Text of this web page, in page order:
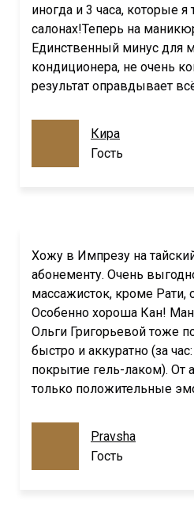
иногда и 3 часа, которые я
салонах!Теперь на
Единственный минус для
кондиционера, не очень
результат оправдывает
Кира
Гость
Хожу в Импрезу на
абонементу. Очень
массажисток, кроме Рати,
Особенно хороша Кан!
Ольги Григорьевой тоже
быстро и аккуратно (за
покрытие гель-лаком). От
только положительные
Pravsha
Гость